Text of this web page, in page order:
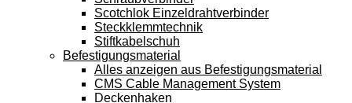
Scotchlok Einzeldrahtverbinder
Steckklemmtechnik
Stiftkabelschuh
Befestigungsmaterial
Alles anzeigen aus Befestigungsmaterial
CMS Cable Management System
Deckenhaken